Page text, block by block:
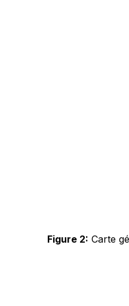
Figure 2: Carte